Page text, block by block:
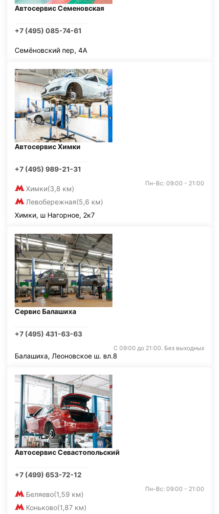
Автосервис Семеновская
+7 (495) 085-74-61
Семёновский пер, 4А
Автосервис Химки
+7 (495) 989-21-31
Химки(3,8 км)
Левобережная(5,6 км)
Пн-Вс: 09:00 - 21:00
Химки, ш Нагорное, 2к7
Сервис Балашиха
+7 (495) 431-63-63
С 09:00 до 21:00. Без выходных
Балашиха, Леоновское ш. вл.8
Автосервис Севастопольский
+7 (499) 653-72-12
Беляево(1,59 км)
Коньково(1,87 км)
Пн-Вс: 09:00 - 21:00